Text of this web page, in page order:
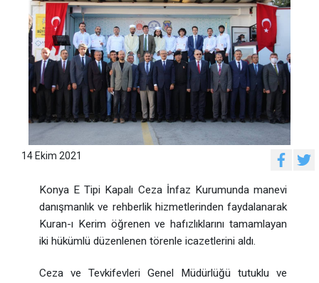
14 Ekim 2021
Konya E Tipi Kapalı Ceza İnfaz Kurumunda manevi
danışmanlık ve rehberlik hizmetlerinden faydalanarak
Kuran-ı Kerim öğrenen ve hafızlıklarını tamamlayan
iki hükümlü düzenlenen törenle icazetlerini aldı.
Ceza ve Tevkifevleri Genel Müdürlüğü tutuklu ve